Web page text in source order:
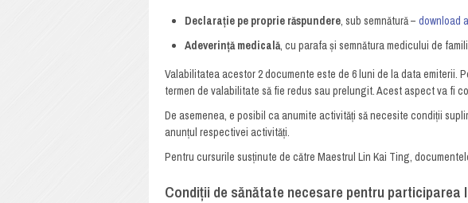
Declarație pe proprie răspundere, sub semnătură – download
Adeverință medicală, cu parafa și semnătura medicului de
Valabilitatea acestor 2 documente este de 6 luni de la data emiterii.
termen de valabilitate să fie redus sau prelungit. Acest aspect va fi
De asemenea, e posibil ca anumite activități să necesite condiții
anunțul respectivei activități.
Pentru cursurile susținute de către Maestrul Lin Kai Ting,
Condiții de sănătate necesare pentru